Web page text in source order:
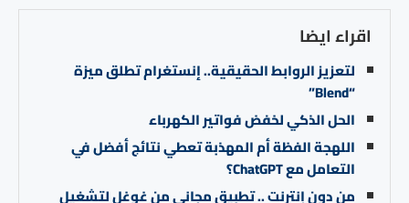
اقراء ايضا
لتعزيز الروابط الحقيقية.. إنستغرام تطلق ميزة
“Blend”
الحل الذكي لخفض فواتير الكهرباء
اللهجة الفظة أم المهذبة تعطي نتائج أفضل في
التعامل مع ChatGPT؟
من دون إنترنت .. تطبيق مجاني من غوغل لتشغيل